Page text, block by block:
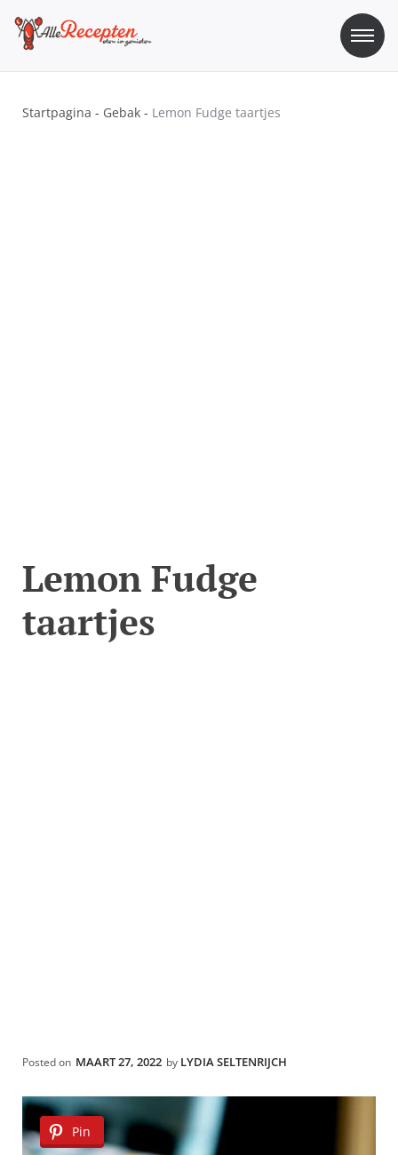
content
Startpagina - Gebak - Lemon Fudge taartjes
Lemon Fudge
taartjes
Posted on MAART 27, 2022 by LYDIA SELTENRIJCH
Pin